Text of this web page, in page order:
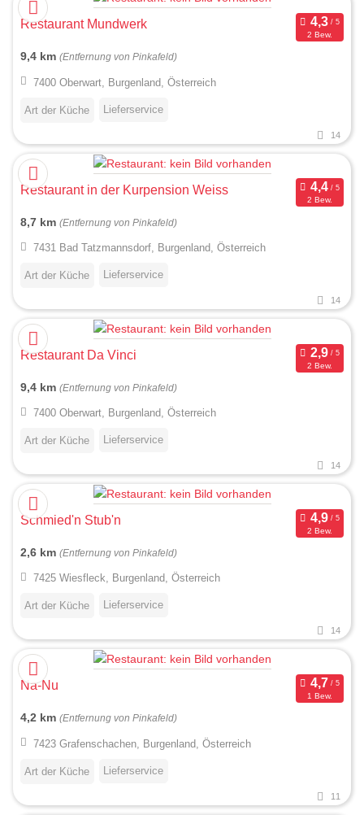
Restaurant Mundwerk
2 Bew.
9,4 km (Entfernung von Pinkafeld)
7400 Oberwart, Burgenland, Österreich
Art der Küche Lieferservice
14
Restaurant in der Kurpension Weiss
2 Bew.
8,7 km (Entfernung von Pinkafeld)
7431 Bad Tatzmannsdorf, Burgenland, Österreich
Art der Küche Lieferservice
14
Restaurant Da Vinci
2 Bew.
9,4 km (Entfernung von Pinkafeld)
7400 Oberwart, Burgenland, Österreich
Art der Küche Lieferservice
14
Schmied'n Stub'n
2 Bew.
2,6 km (Entfernung von Pinkafeld)
7425 Wiesfleck, Burgenland, Österreich
Art der Küche Lieferservice
14
Na-Nu
1 Bew.
4,2 km (Entfernung von Pinkafeld)
7423 Grafenschachen, Burgenland, Österreich
Art der Küche Lieferservice
11